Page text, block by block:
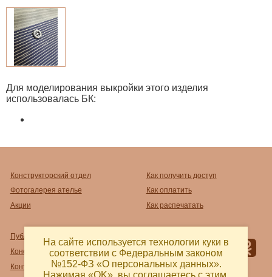
Для моделирования выкройки этого изделия
использовалась БК:
Конструкторский отдел
Фотогалерея ателье
Акции
Как получить доступ
Как оплатить
Как распечатать
Публичный договор-оферта
Конфиденциальность
Контакты и реквизиты
На сайте используется технологии куки в
соответствии с Федеральным законом
№152-ФЗ «О персональных данных».
Нажимая «OK», вы соглашаетесь с этим.